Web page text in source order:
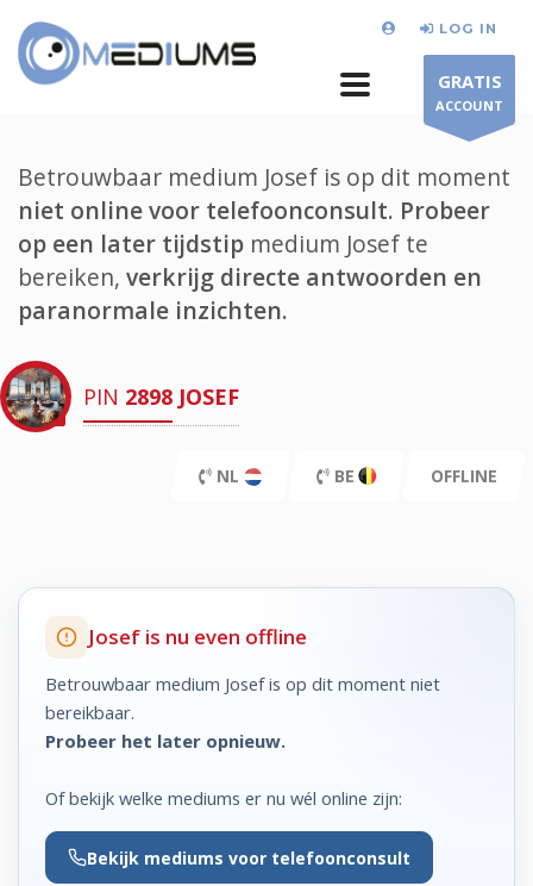
LOG IN
GRATIS
ACCOUNT
Betrouwbaar medium Josef is op dit moment
niet online voor telefoonconsult. Probeer
op een later tijdstip medium Josef te
bereiken, verkrijg directe antwoorden en
paranormale inzichten.
PIN 2898 JOSEF
NL BE OFFLINE
Josef is nu even offline
Betrouwbaar medium Josef is op dit moment niet
bereikbaar.
Probeer het later opnieuw.
Of bekijk welke mediums er nu wél online zijn:
Bekijk mediums voor telefoonconsult